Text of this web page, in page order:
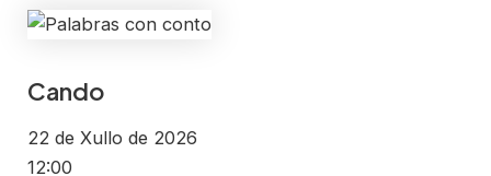
Cando
22 de Xullo de 2026
12:00